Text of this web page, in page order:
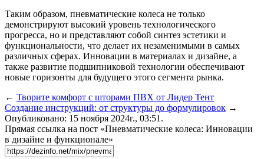
Таким образом, пневматические колеса не только
демонстрируют высокий уровень технологического
прогресса, но и представляют собой синтез эстетики и
функциональности, что делает их незаменимыми в самых
различных сферах. Инновации в материалах и дизайне, а
также развитие подшипниковой технологии обеспечивают
новые горизонты для будущего этого сегмента рынка.
← Творите комфорт с шторами ПВХ от Лидер Тент
Создание инструкций: от структуры до формулировок →
Опубликовано: 15 ноября 2024г., 03:51.
Прямая ссылка на пост «Пневматические колеса: Инновации
в дизайне и функционале»